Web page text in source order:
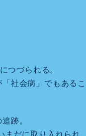
つづられる。
社会病」でもあるこ
跡。
まだに取り入れられ